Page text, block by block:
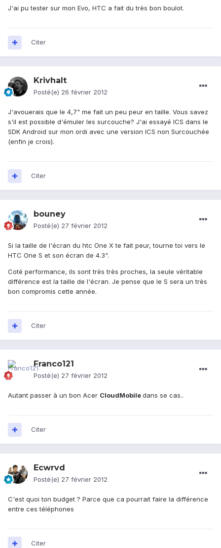
J'ai pu tester sur mon Evo, HTC a fait du très bon boulot.
Citer
Krivhalt
Posté(e) 26 février 2012
J'avouerais que le 4,7" me fait un peu peur en taille. Vous savez
s'il est possible d'émuler les surcouche? J'ai essayé ICS dans le
SDK Android sur mon ordi avec une version ICS non Surcouchée
(enfin je crois).
Citer
bouney
Posté(e) 27 février 2012
Si la taille de l'écran du htc One X te fait peur, tourne toi vers le
HTC One S et son écran de 4.3".
Coté performance, ils sont très très proches, la seule véritable
différence est la taille de l'écran. Je pense que le S sera un très
bon compromis cette année.
Citer
Franco121
Posté(e) 27 février 2012
Autant passer à un bon Acer CloudMobiledans se cas..
Citer
Ecwrvd
Posté(e) 27 février 2012
C'est quoi ton budget ? Parce que ca pourrait faire la différence
entre ces téléphones
Citer